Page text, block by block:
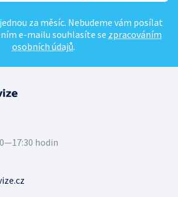
za měsíc. Nebudeme vám posílat
e-mailu souhlasíte se zpracováním
osobních údajů.